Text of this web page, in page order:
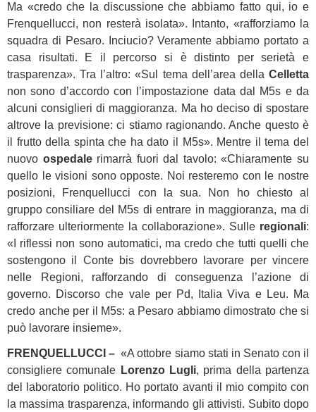
Ma «credo che la discussione che abbiamo fatto qui, io e
Frenquellucci, non resterà isolata». Intanto, «rafforziamo la
squadra di Pesaro. Inciucio? Veramente abbiamo portato a
casa risultati. E il percorso si è distinto per serietà e
trasparenza». Tra l’altro: «Sul tema dell’area della Celletta
non sono d’accordo con l’impostazione data dal M5s e da
alcuni consiglieri di maggioranza. Ma ho deciso di spostare
altrove la previsione: ci stiamo ragionando. Anche questo è
il frutto della spinta che ha dato il M5s». Mentre il tema del
nuovo ospedalerimarrà fuori dal tavolo: «Chiaramente su
quello le visioni sono opposte. Noi resteremo con le nostre
posizioni, Frenquellucci con la sua. Non ho chiesto al
gruppo consiliare del M5s di entrare in maggioranza, ma di
rafforzare ulteriormente la collaborazione». Sulle regionali:
«I riflessi non sono automatici, ma credo che tutti quelli che
sostengono il Conte bis dovrebbero lavorare per vincere
nelle Regioni, rafforzando di conseguenza l’azione di
governo. Discorso che vale per Pd, Italia Viva e Leu. Ma
credo anche per il M5s: a Pesaro abbiamo dimostrato che si
può lavorare insieme».
FRENQUELLUCCI – «A ottobre siamo stati in Senato con il
consigliere comunale Lorenzo Lugli, prima della partenza
del laboratorio politico. Ho portato avanti il mio compito con
la massima trasparenza, informando gli attivisti. Subito dopo